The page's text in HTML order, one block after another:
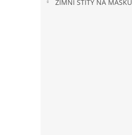
ZIMNÍ ŠTÍTY NA MASKU